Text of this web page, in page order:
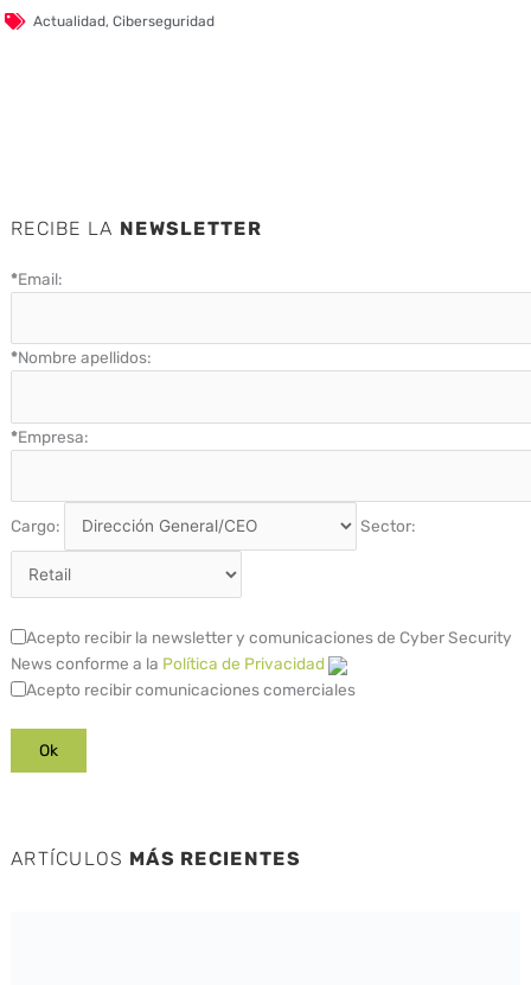
Actualidad,Ciberseguridad
RECIBE LA NEWSLETTER
*Email:
*Nombre apellidos:
*Empresa:
Cargo: Sector:
Acepto recibir la newsletter y comunicaciones de Cyber Security
News conforme a la Política de Privacidad
Acepto recibir comunicaciones comerciales
ARTÍCULOS MÁS RECIENTES